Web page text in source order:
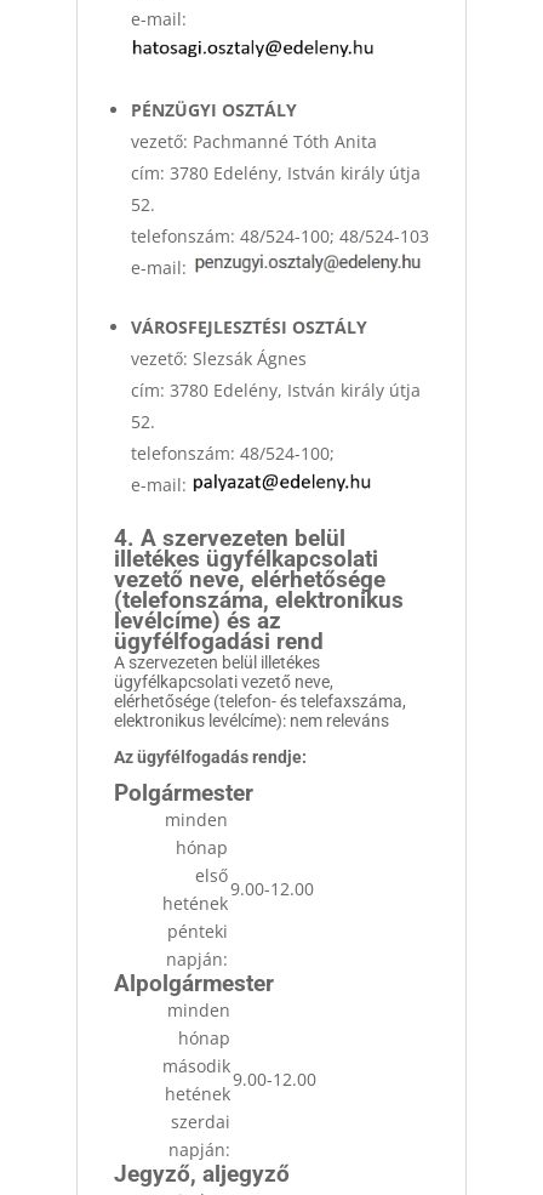
e-mail:
PÉNZÜGYI OSZTÁLY
vezető: Pachmanné Tóth Anita
cím: 3780 Edelény, István király útja
52.
telefonszám: 48/524-100; 48/524-103
e-mail:
VÁROSFEJLESZTÉSI OSZTÁLY
vezető: Slezsák Ágnes
cím: 3780 Edelény, István király útja
52.
telefonszám: 48/524-100;
e-mail:
4. A szervezeten belül
illetékes ügyfélkapcsolati
vezető neve, elérhetősége
(telefonszáma, elektronikus
levélcíme) és az
ügyfélfogadási rend
A szervezeten belül illetékes
ügyfélkapcsolati vezető neve,
elérhetősége (telefon- és telefaxszáma,
elektronikus levélcíme): nem releváns
Az ügyfélfogadás rendje:
Polgármester
minden
hónap
első
hetének
pénteki
napján:
9.00-12.00
Alpolgármester
minden
hónap
második
hetének
szerdai
napján:
9.00-12.00
Jegyző, aljegyző